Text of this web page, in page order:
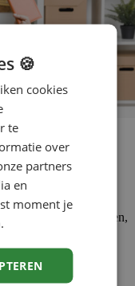
Met
geen vergaderingen,
meldingen op je
er vaak iets
af? Wie neemt jouw
niet…
🍪
cookies
te
over
partners
en
moment je